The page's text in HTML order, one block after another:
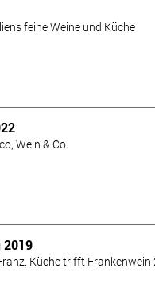
feine Weine und Küche
Wein & Co.
2019
Küche trifft Frankenwein